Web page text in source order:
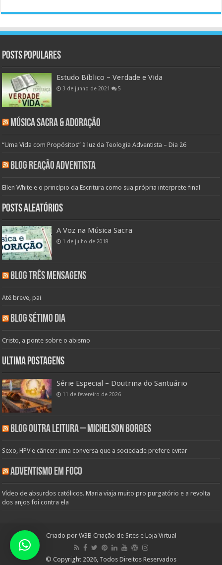
Posts populares
Estudo Bíblico – Verdade e Vida
3 de junho de 2021 5
Música Sacra & Adoração
“Uma Vida com Propósitos” à luz da Teologia Adventista – Dia 26
Blog Reação Adventista
Ellen White e o princípio da Escritura como sua própria interprete final
Posts aleatórios
A Voz na Música Sacra
1 de julho de 2018
Blog Três Mensagens
Até breve, pai
Blog Sétimo Dia
Cristo, a ponte sobre o abismo
Ultima Postagens
Série Especial – Doutrina do Santuário
11 de fevereiro de 2026
Blog Outra Leitura – Michelson Borges
Sexo, HPV e câncer: uma conversa que a sociedade prefere evitar
Adventismo em Foco
Vídeo de absurdos católicos. Maria viaja muito pro purgatório e a revolta
dos anjos foi contra ela
Criado por W3B Criação de Sites e Loja Virtual
© Copyright 2026, Todos Direitos Reservados